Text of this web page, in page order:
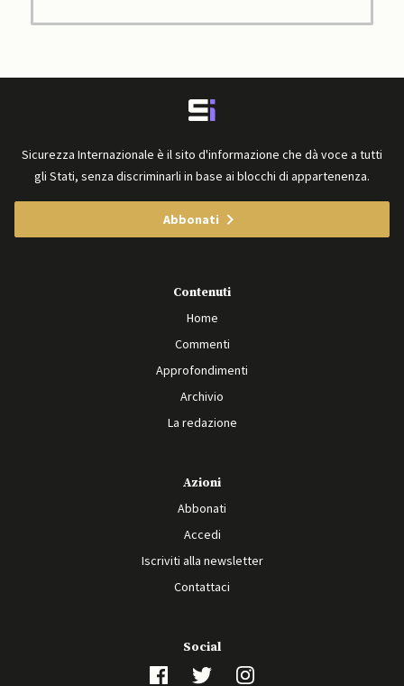
Sicurezza Internazionale è il sito d'informazione che dà voce a tutti
gli Stati, senza discriminarli in base ai blocchi di appartenenza.
Abbonati
Contenuti
Home
Commenti
Approfondimenti
Archivio
La redazione
Azioni
Abbonati
Accedi
Iscriviti alla newsletter
Contattaci
Social